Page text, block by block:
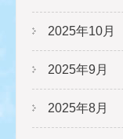
2025年10月
2025年9月
2025年8月